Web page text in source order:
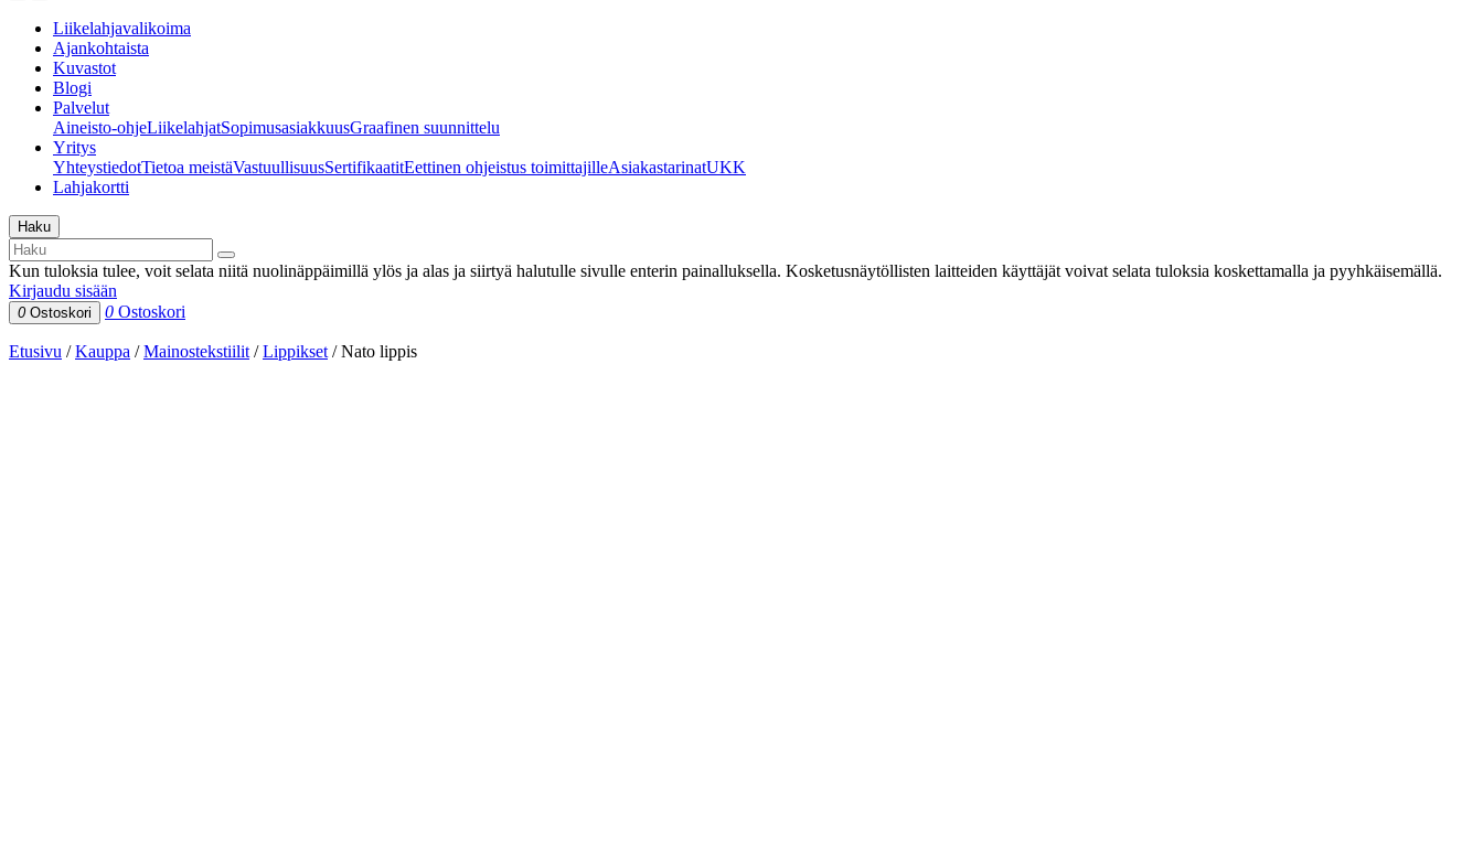
Liikelahjavalikoima
Ajankohtaista
Kuvastot
Blogi
Palvelut
Aineisto-ohjeLiikelahjatSopimusasiakkuusGraafinen suunnittelu
Yritys
YhteystiedotTietoa meistäVastuullisuusSertifikaatitEettinen ohjeistus toimittajilleAsiakastarinatUKK
Lahjakortti
Haku
Kun tuloksia tulee, voit selata niitä nuolinäppäimillä ylös ja alas ja siirtyä halutulle sivulle enterin painalluksella. Kosketusnäytöllisten laitteiden käyttäjät voivat selata tuloksia koskettamalla ja pyyhkäisemällä.
Kirjaudu sisään
0 Ostoskori 0 Ostoskori
Etusivu /Kauppa /Mainostekstiilit /Lippikset /Nato lippis